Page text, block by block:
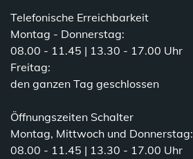
Telefonische Erreichbarkeit
Montag - Donnerstag:
08.00 - 11.45 | 13.30 - 17.00 Uhr
Freitag:
den ganzen Tag geschlossen
Öffnungszeiten Schalter
Montag, Mittwoch und Donnerstag:
08.00 - 11.45 | 13.30 - 17.00 Uhr